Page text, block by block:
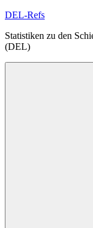
Zum
springen
DEL-Refs
Statistiken zu den
(DEL)